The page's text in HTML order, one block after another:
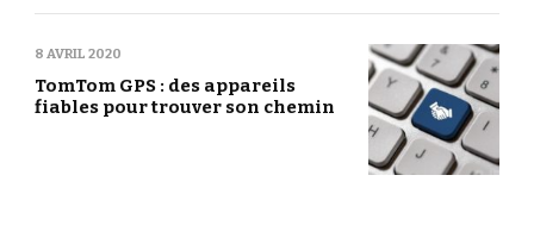
8 AVRIL 2020
TomTom GPS : des appareils
fiables pour trouver son chemin